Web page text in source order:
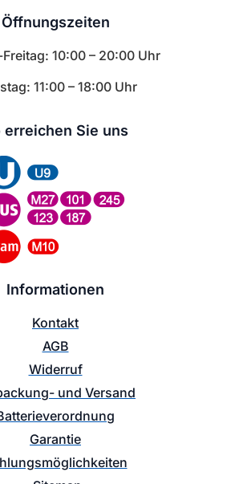
Öffnungszeiten
10:00 – 20:00 Uhr
11:00 – 18:00 Uhr
erreichen Sie uns
Informationen
Kontakt
AGB
Widerruf
und Versand
Garantie